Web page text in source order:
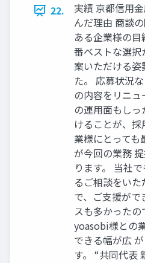
22.
実績 京都信用
んだ理由 商談
ある企業様の
番ベストな選
案いただける姿
た。 応募状況
の内容をリニ
の運用面もし
けることが、
業様にとっても
が今回の業務
ります。 当社
るご相談をい
で、ご支援がで
スも多かった
yoasobi様との
できる幅が広
す。 “共同代表